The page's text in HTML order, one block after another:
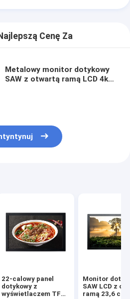
Cenę Za
Metalowy monitor dotykowy
SAW z otwartą ramą LCD 4k
22-calowy panel
dotykowy z
wyświetlaczem TFT
Monitor
SAW LCD z
ramą 23,6